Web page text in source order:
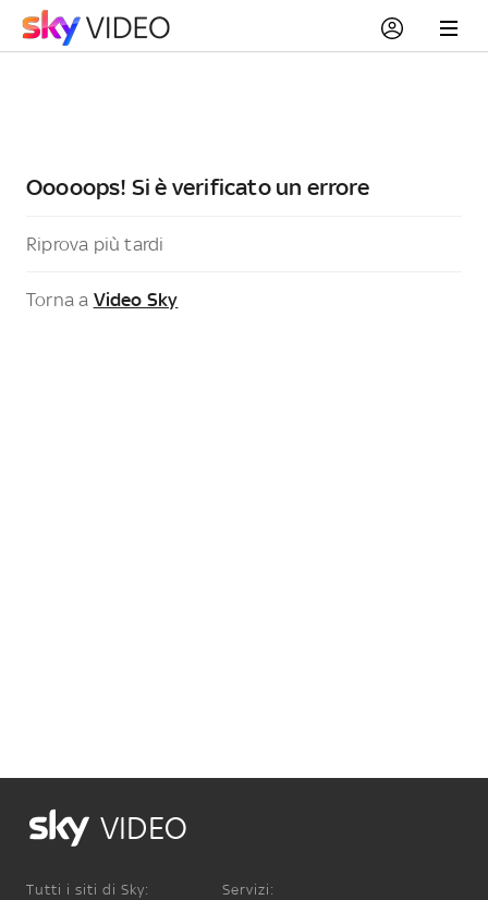
Ooooops! Si è verificato un errore
Riprova più tardi
Torna a Video Sky
VIDEO
Tutti i siti di Sky: Servizi: